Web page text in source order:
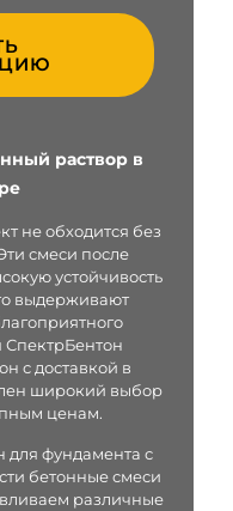
раствор в
не обходится без
смеси после
устойчивость
выдерживают
СпектрБентон
с доставкой в
широкий выбор
ценам.
для фундамента с
бетонные смеси
различные